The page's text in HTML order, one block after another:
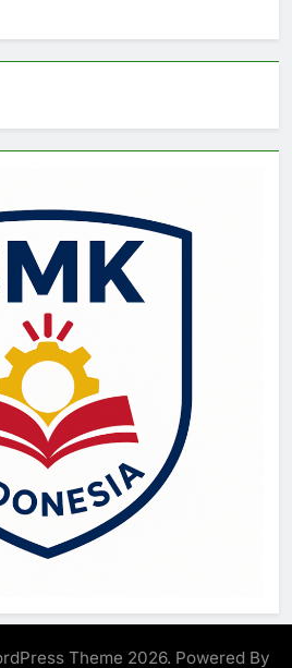
Theme 2026. Powered By